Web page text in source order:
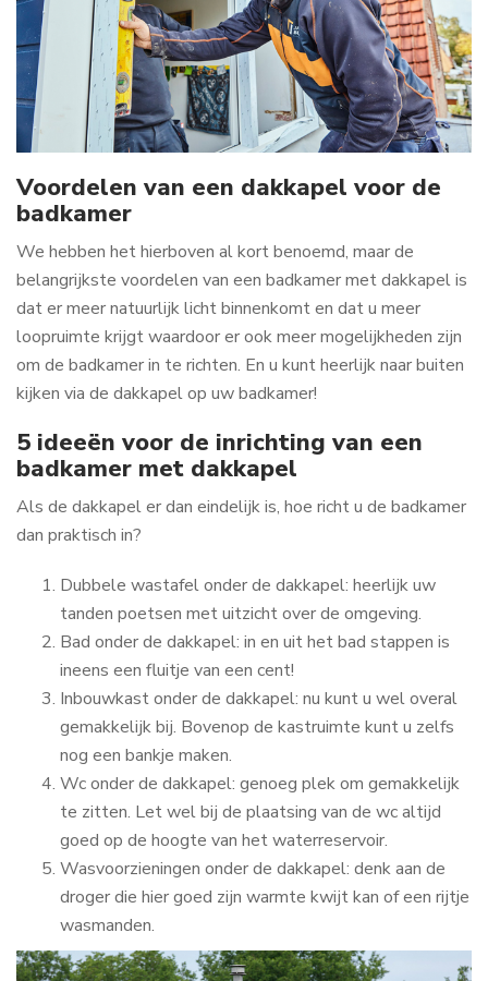
Voordelen van een dakkapel voor de
badkamer
We hebben het hierboven al kort benoemd, maar de
belangrijkste voordelen van een badkamer met dakkapel is
dat er meer natuurlijk licht binnenkomt en dat u meer
loopruimte krijgt waardoor er ook meer mogelijkheden zijn
om de badkamer in te richten. En u kunt heerlijk naar buiten
kijken via de dakkapel op uw badkamer!
5 ideeën voor de inrichting van een
badkamer met dakkapel
Als de dakkapel er dan eindelijk is, hoe richt u de badkamer
dan praktisch in?
Dubbele wastafel onder de dakkapel: heerlijk uw
tanden poetsen met uitzicht over de omgeving.
Bad onder de dakkapel: in en uit het bad stappen is
ineens een fluitje van een cent!
Inbouwkast onder de dakkapel: nu kunt u wel overal
gemakkelijk bij. Bovenop de kastruimte kunt u zelfs
nog een bankje maken.
Wc onder de dakkapel: genoeg plek om gemakkelijk
te zitten. Let wel bij de plaatsing van de wc altijd
goed op de hoogte van het waterreservoir.
Wasvoorzieningen onder de dakkapel: denk aan de
droger die hier goed zijn warmte kwijt kan of een rijtje
wasmanden.